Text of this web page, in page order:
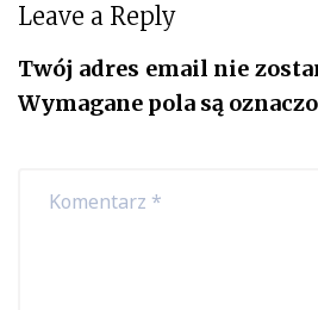
Leave a Reply
Twój adres email nie
Wymagane pola są